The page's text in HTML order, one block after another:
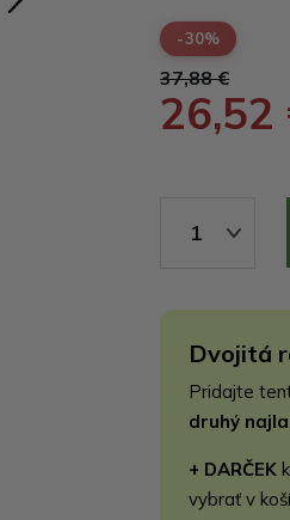
-30%
37,88 €
26,52
1
Dvojitá
Pridajte
druhý
+ DARČEK
vybrať v